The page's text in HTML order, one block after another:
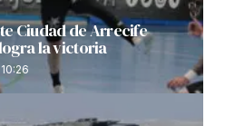
Ciudad de Arrecife
la victoria